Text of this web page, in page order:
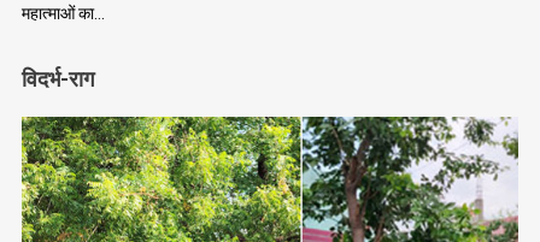
महात्माओं का…
विदर्भ-राग